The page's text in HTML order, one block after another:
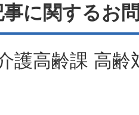
に関するお
護高齢課 高齢